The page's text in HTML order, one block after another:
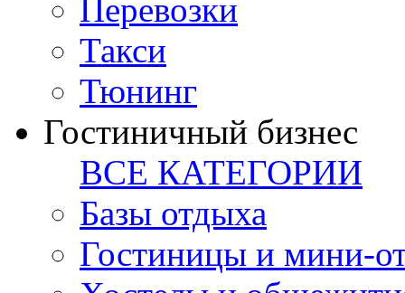
Перевозки
Такси
Тюнинг
Гостиничный бизнес
ВСЕ КАТЕГОРИИ
Базы отдыха
Гостиницы и мини-